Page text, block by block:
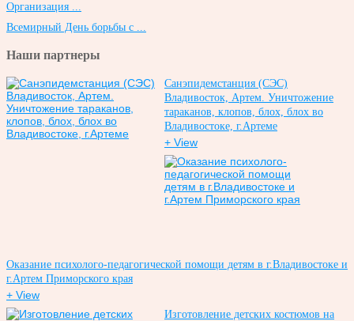
Организация ...
Всемирный День борьбы с ...
Наши партнеры
Санэпидемстанция (СЭС)
Владивосток, Артем. Уничтожение
тараканов, клопов, блох, блох во
Владивостоке, г.Артеме
+ View
Оказание психолого-педагогической помощи детям в г.Владивостоке и
г.Артем Приморского края
+ View
Изготовление детских костюмов на